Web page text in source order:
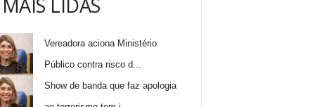
LIDAS
Vereadora aciona Ministério
Público contra risco d...
Show de banda que faz apologia